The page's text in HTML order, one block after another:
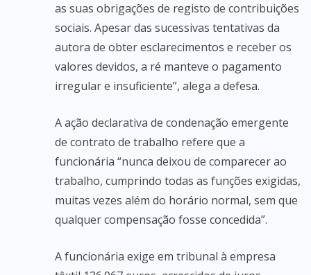
as suas obrigações de registo de contribuições
sociais. Apesar das sucessivas tentativas da
autora de obter esclarecimentos e receber os
valores devidos, a ré manteve o pagamento
irregular e insuficiente”, alega a defesa.
A ação declarativa de condenação emergente
de contrato de trabalho refere que a
funcionária “nunca deixou de comparecer ao
trabalho, cumprindo todas as funções exigidas,
muitas vezes além do horário normal, sem que
qualquer compensação fosse concedida”.
A funcionária exige em tribunal à empresa